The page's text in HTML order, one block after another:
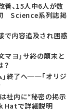
善、15人中6人が数
Science系列誌掲
で内容追及され困惑
ヨ」サ終の顛末と
」終了へ──「オリジ
社内に“秘密の掲示
Hatで詳細説明